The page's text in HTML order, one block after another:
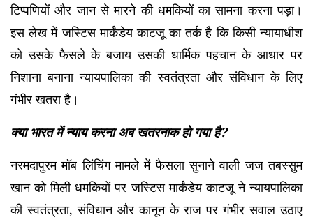
टिप्पणियों और जान से मारने की धमकियों का सामना करना पड़ा।
इस लेख में जस्टिस मार्कंडेय काटजू का तर्क है कि किसी न्यायाधीश
को उसके फैसले के बजाय उसकी धार्मिक पहचान के आधार पर
निशाना बनाना न्यायपालिका की स्वतंत्रता और संविधान के लिए
गंभीर खतरा है।
क्या भारत में न्याय करना अब खतरनाक हो गया है?
नरमदापुरम मॉब लिंचिंग मामले में फैसला सुनाने वाली जज तबस्सुम
खान को मिली धमकियों पर जस्टिस मार्कंडेय काटजू ने न्यायपालिका
की स्वतंत्रता, संविधान और कानून के राज पर गंभीर सवाल उठाए